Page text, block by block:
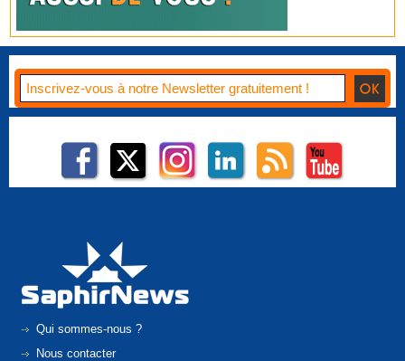
Qui sommes-nous ?
Nous contacter